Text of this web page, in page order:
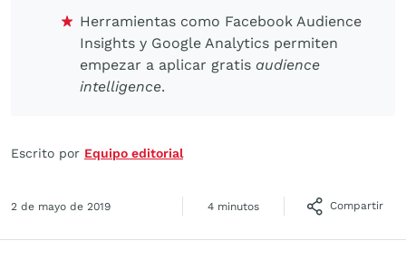
Herramientas como Facebook Audience
Insights y Google Analytics permiten
empezar a aplicar gratis audience
intelligence.
Escrito por Equipo editorial
2 de mayo de 2019 4 minutos Compartir